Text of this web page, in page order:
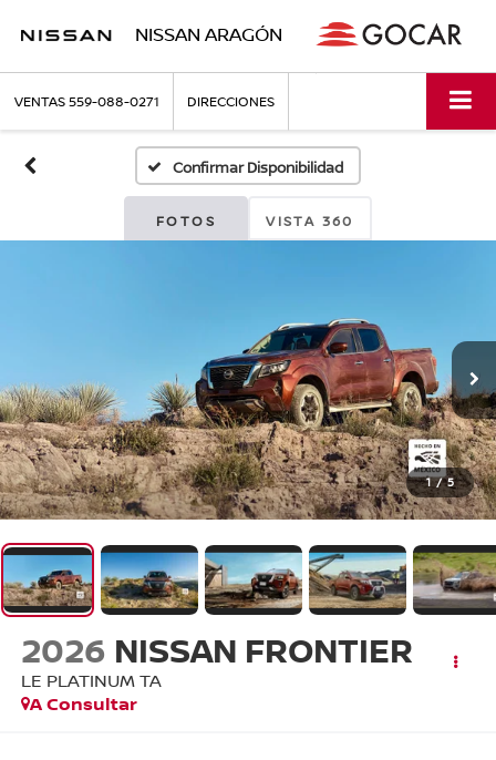
NISSAN ARAGÓN
VENTAS559-088-0271 DIRECCIONES
Confirmar Disponibilidad
FOTOS VISTA 360
1 / 5
2026 NISSAN FRONTIER
LE PLATINUM TA
A Consultar